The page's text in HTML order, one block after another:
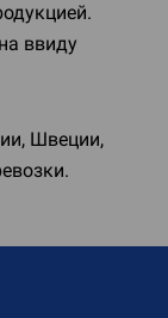
ввиду
Швеции,